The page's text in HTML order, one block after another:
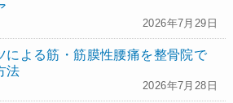
2026年7月29日
による筋・筋膜性腰痛を整骨院で
法
2026年7月28日